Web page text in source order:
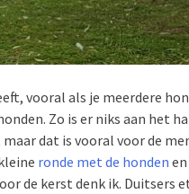
vooral als je meerdere
Zo is er niks aan het
dat is vooral voor de
ronde met de honden
de kerst denk ik.